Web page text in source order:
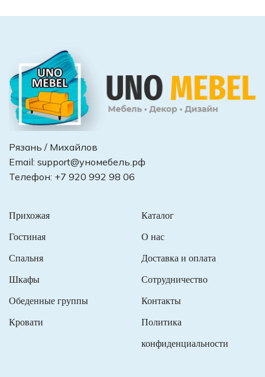
Рязань / Михайлов
Email: support@уномебель.рф
Телефон: +7 920 992 98 06
Прихожая
Гостиная
Спальня
Шкафы
Обеденные группы
Кровати
Каталог
О нас
Доставка и оплата
Сотрудничество
Контакты
Политика
конфиденциальности